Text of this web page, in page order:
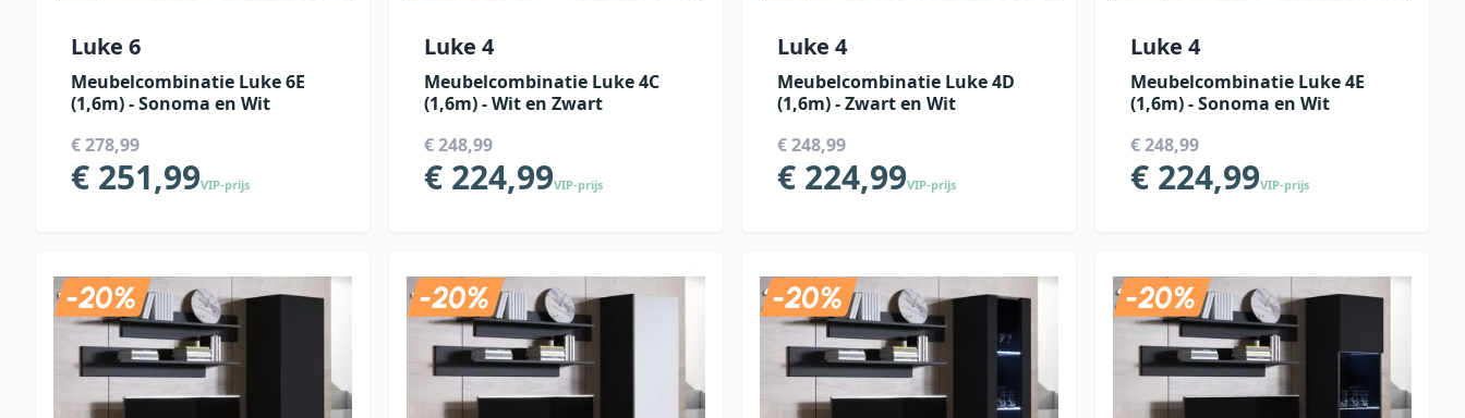
Luke 6
Meubelcombinatie Luke 6E
(1,6m) - Sonoma en Wit
€ 278,99
€ 251,99VIP-prijs
Luke 4
Meubelcombinatie Luke 4C
(1,6m) - Wit en Zwart
€ 248,99
€ 224,99VIP-prijs
Luke 4
Meubelcombinatie Luke 4D
(1,6m) - Zwart en Wit
€ 248,99
€ 224,99VIP-prijs
Luke 4
Meubelcombinatie Luke 4E
(1,6m) - Sonoma en Wit
€ 248,99
€ 224,99VIP-prijs